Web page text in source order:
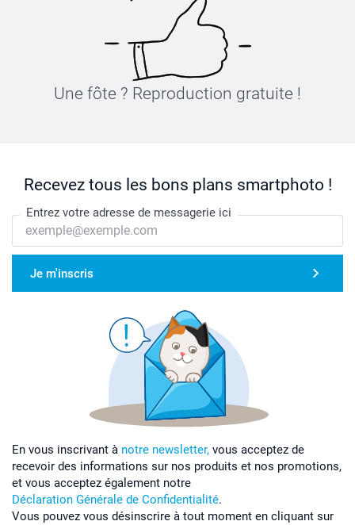
Une fôte ? Reproduction gratuite !
Recevez tous les bons plans smartphoto !
Entrez votre adresse de messagerie ici
Je m'inscris
En vous inscrivant à notre newsletter, vous acceptez de
recevoir des informations sur nos produits et nos promotions,
et vous acceptez également notre
Déclaration Générale de Confidentialité.
Vous pouvez vous désinscrire à tout moment en cliquant sur